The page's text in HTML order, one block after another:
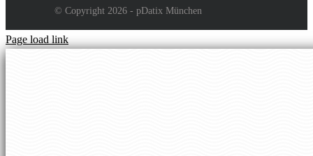
© Copyright 2026 - pDatix München
Page load link